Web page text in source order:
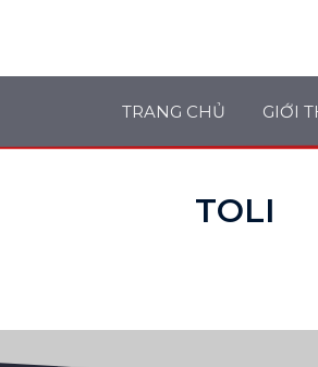
TRANG CHỦ GIỚI
TOLI